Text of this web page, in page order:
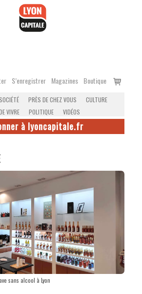
S’enregistrer Magazines Boutique
Voir
SOCIÉTÉ PRÈS DE CHEZ VOUS
CULTURE
VIVRE
POLITIQUE VIDÉOS
à lyoncapitale.fr
sans alcool à Lyon